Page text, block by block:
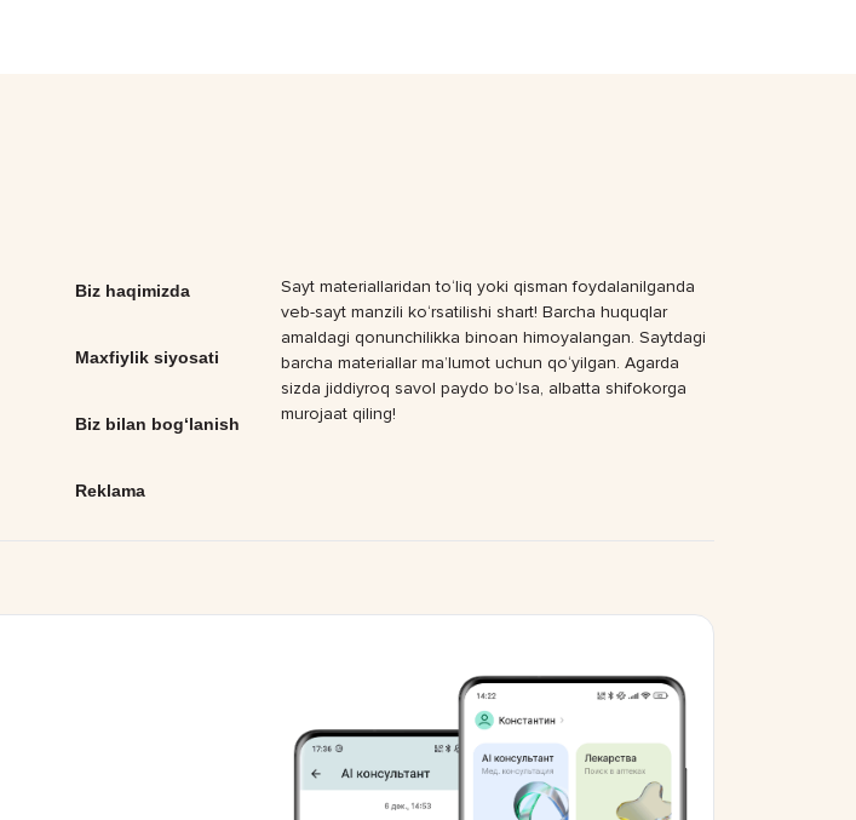
Biz haqimizda
Maxfiylik siyosati
Biz bilan bog‘lanish
Reklama
Sayt materiallaridan to‘liq yoki qisman foydalanilganda
veb-sayt manzili ko‘rsatilishi shart! Barcha huquqlar
amaldagi qonunchilikka binoan himoyalangan. Saytdagi
barcha materiallar ma’lumot uchun qo‘yilgan. Agarda
sizda jiddiyroq savol paydo bo‘lsa, albatta shifokorga
murojaat qiling!